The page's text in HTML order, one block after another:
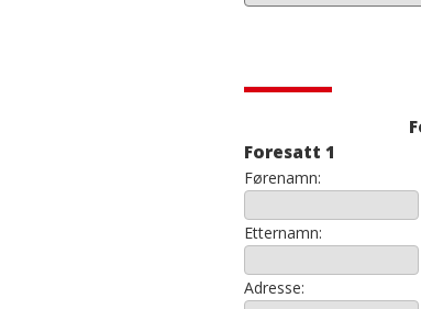
Foresatt 1
Førenamn:
Etternamn:
Adresse: